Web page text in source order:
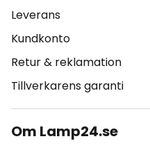
Leverans
Kundkonto
Retur & reklamation
Tillverkarens garanti
Om Lamp24.se